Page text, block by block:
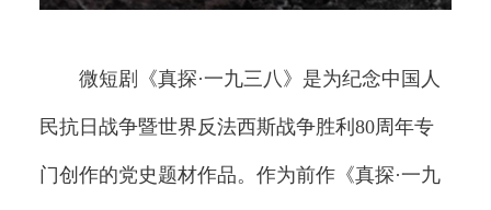
微短剧《真探·一九三八》是为纪念中国人
民抗日战争暨世界反法西斯战争胜利80周年专
门创作的党史题材作品。作为前作《真探·一九